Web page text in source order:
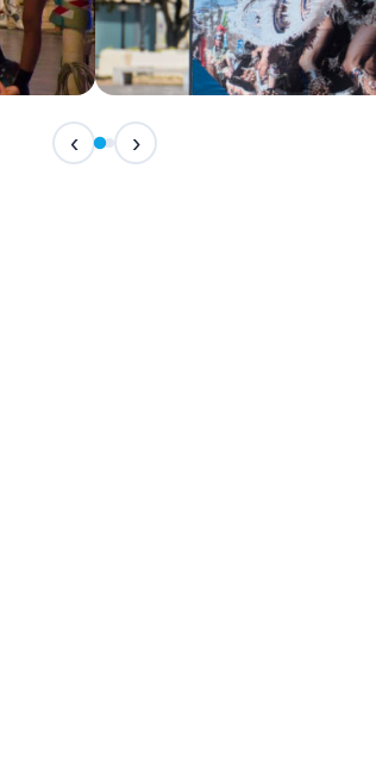
IN CORSO
Festival Internazionale del
‹ ›